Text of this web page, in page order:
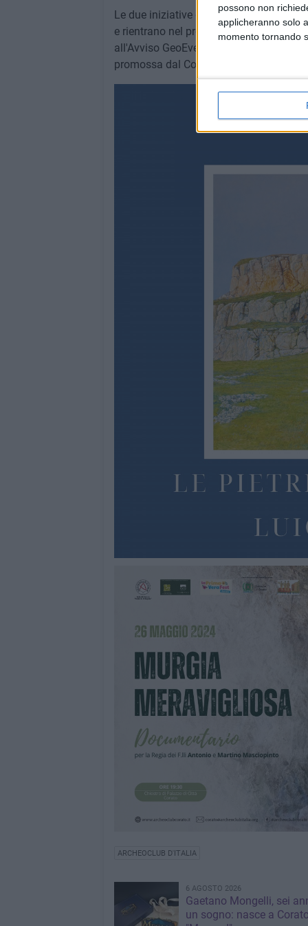
possono non
applicheranno solo
momento tornando
Le due iniziative godono del patrocinio
e rientrano nel progetto "Geoparco: vita
all'Avviso GeoEventi, finanziato
promossa dal Comune di Corato
ARCHEOCLUB D'ITALIA
6 AGOSTO 2026
Gaetano Mongelli, sei
un sogno: nasce a Corato